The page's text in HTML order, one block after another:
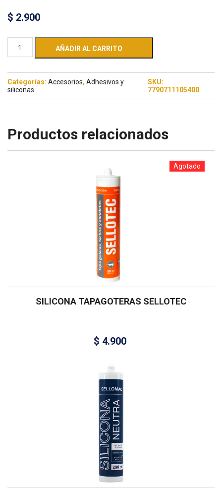
$ 2.900
AÑADIR AL CARRITO
Categorías: Accesorios, Adhesivos y
siliconas
SKU:
7790711105400
Productos relacionados
Agotado
SILICONA TAPAGOTERAS SELLOTEC
$ 4.900